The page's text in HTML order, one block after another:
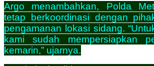
Argo menambahkan, Polda
tetap berkoordinasi dengan
pengamanan lokasi sidang.
kami sudah mempersiapkan
kemarin,” ujarnya.